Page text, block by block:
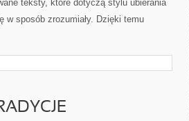
teksty, które dotyczą stylu ubierania
w sposób zrozumiały. Dzięki temu